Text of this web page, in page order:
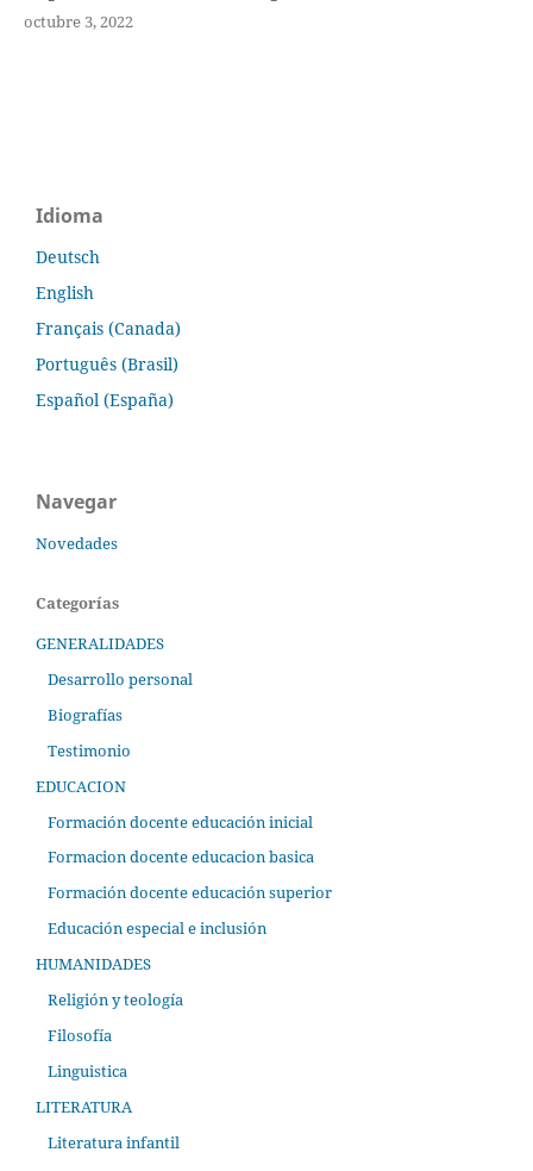
octubre 3, 2022
Idioma
Deutsch
English
Français (Canada)
Português (Brasil)
Español (España)
Navegar
Novedades
Categorías
GENERALIDADES
Desarrollo personal
Biografías
Testimonio
EDUCACION
Formación docente educación inicial
Formacion docente educacion basica
Formación docente educación superior
Educación especial e inclusión
HUMANIDADES
Religión y teología
Filosofía
Linguistica
LITERATURA
Literatura infantil